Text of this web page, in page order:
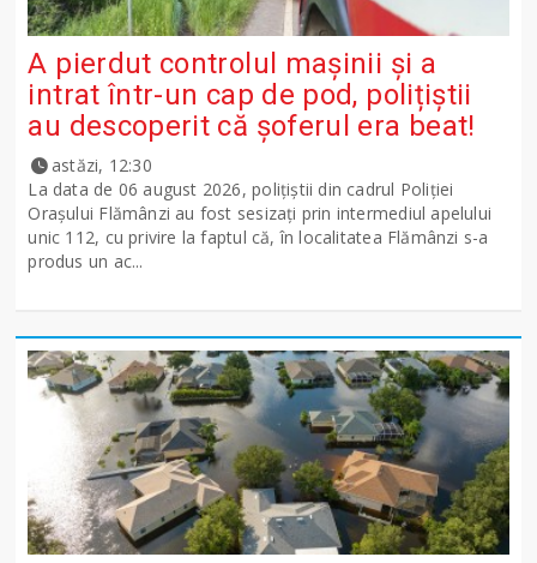
A pierdut controlul mașinii și a
intrat într-un cap de pod, polițiștii
au descoperit că șoferul era beat!
astăzi, 12:30
La data de 06 august 2026, polițiștii din cadrul Poliției
Orașului Flămânzi au fost sesizați prin intermediul apelului
unic 112, cu privire la faptul că, în localitatea Flămânzi s-a
produs un ac...